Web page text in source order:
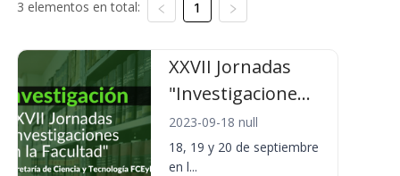
3 elementos en total: 1
XXVII Jornadas
"Investigacione...
2023-09-18 null
18, 19 y 20 de septiembre
en l...